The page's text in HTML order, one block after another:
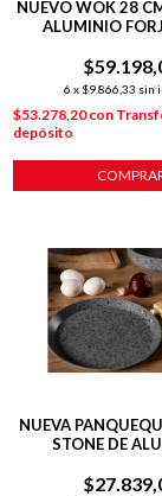
NUEVO WOK 28
ALUMINIO
6 x $9.866,33 sin
$53.278,20con
depósito
NUEVA
STONE DE
P/